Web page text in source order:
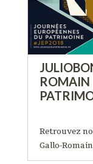
ROMAIN
Retrouvez
Gallo-
Journées du